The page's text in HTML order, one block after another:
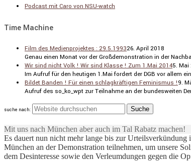
Podcast mit Caro von NSU-watch
Time Machine
Film des Medienprojektes : 29.5.199326. April 2018
Genau einen Monat vor der Großde­mons­tra­tion in der
Wir sind nicht Volk ! Wir sind Klasse ! Zum 1.Mai 20145. Mai
Im Aufruf für den heutigen 1.Mai fordert der DGB vor allem
Bildet Banden ! Für einen schlagkräftigen Feminismus !9.
Aufruf des so_ko_wpt zur Teilnahme an der bundes­weiten
suche nach:
Mit uns nach München aber auch im Tal Rabatz machen!
Es dauert nun nicht mehr lange bis zur
München an der Demonstration teilnehmen, um unsere
dem Desinteresse sowie den Verleumdungen gegen die